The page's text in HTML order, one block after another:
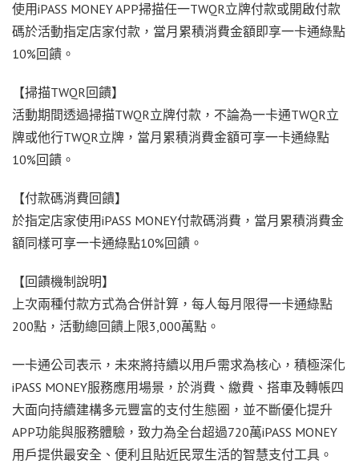
使用iPASS MONEY APP掃描任一TWQR立牌付款或開啟付款
碼於活動指定店家付款，當月累積消費金額即享一卡通綠點
10%回饋。
【掃描TWQR回饋】
活動期間透過掃描TWQR立牌付款，不論為一卡通TWQR立
牌或他行TWQR立牌，當月累積消費金額可享一卡通綠點
10%回饋。
【付款碼消費回饋】
於指定店家使用iPASS MONEY付款碼消費，當月累積消費金
額同樣可享一卡通綠點10%回饋。
【回饋機制說明】
上次兩種付款方式為合併計算，每人每月限得一卡通綠點
200點，活動總回饋上限3,000萬點。
一卡通公司表示，未來將持續以用戶需求為核心，積極深化
iPASS MONEY服務應用場景，於消費、繳費、搭車及轉帳四
大面向持續建構多元豐富的支付生態圈，並不斷優化提升
APP功能與服務體驗，致力為全台超過720萬iPASS MONEY
用戶提供最安全、便利且貼近民眾生活的智慧支付工具。